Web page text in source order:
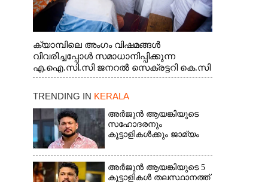
ക്യാമ്പിലെ അംഗം വിഷമങ്ങൾ
വിവരിച്ചപ്പോൾ സമാധാനിപ്പിക്കുന്ന
എ.ഐ.സി.സി ജനറൽ സെക്രട്ടറി കെ.സി
വേണുഗോപാൽ എം.പി. സഹകരണ-
എന്നിവർ
TRENDING IN KERALA
അർജുൻ ആയങ്കിയുടെ
സഹോദരനും
കൂട്ടാളികൾക്കും ജാമ്യം
അർജുൻ ആയങ്കിയുടെ 5
കൂട്ടാളികൾ തലസ്ഥാനത്ത്